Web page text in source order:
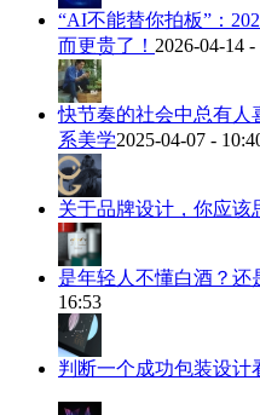
“AI不能替你拍板”：
而更贵了！ 2026-04-14 -
快节奏的社会中总有人
系美学2025-04-07 -
关于品牌设计，你应该
是年轻人不懂白酒？还
16:53
判断一个成功包装设计